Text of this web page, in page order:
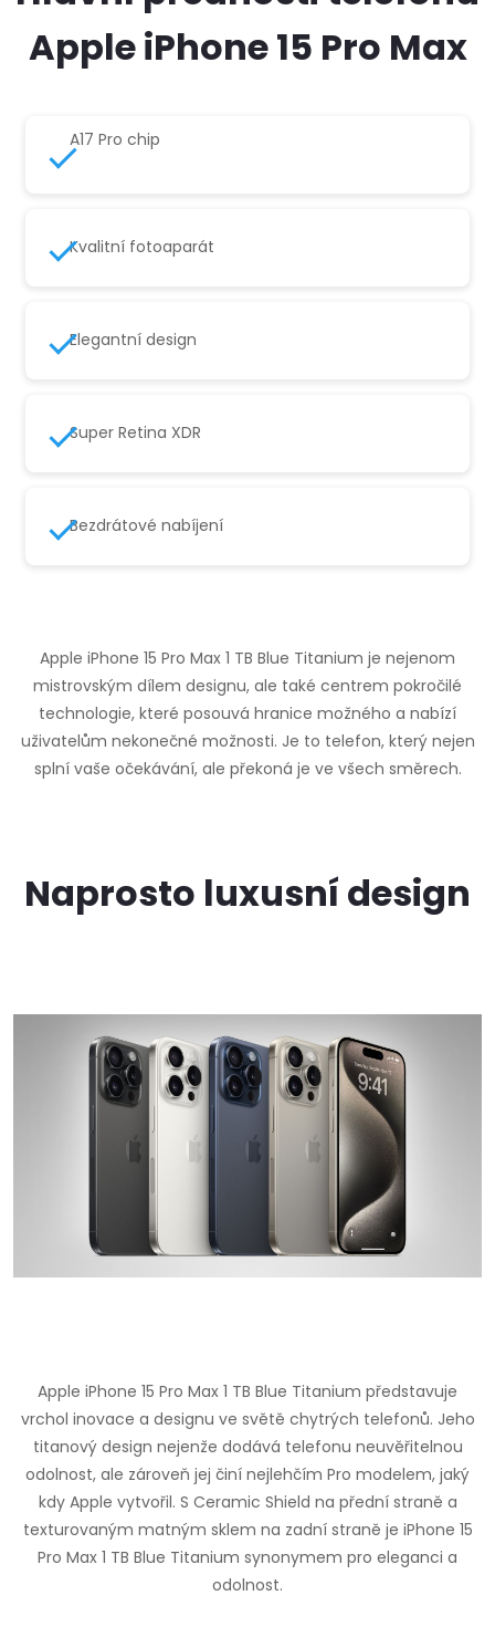
Apple iPhone 15 Pro Max
A17 Pro chip
Kvalitní fotoaparát
Elegantní design
Super Retina XDR
Bezdrátové nabíjení
Apple iPhone 15 Pro Max 1 TB Blue Titanium je nejenom
mistrovským dílem designu, ale také centrem pokročilé
technologie, které posouvá hranice možného a nabízí
uživatelům nekonečné možnosti. Je to telefon, který nejen
splní vaše očekávání, ale překoná je ve všech směrech.
Naprosto luxusní design
Apple iPhone 15 Pro Max 1 TB Blue Titanium představuje
vrchol inovace a designu ve světě chytrých telefonů. Jeho
titanový design nejenže dodává telefonu neuvěřitelnou
odolnost, ale zároveň jej činí nejlehčím Pro modelem, jaký
kdy Apple vytvořil. S Ceramic Shield na přední straně a
texturovaným matným sklem na zadní straně je iPhone 15
Pro Max 1 TB Blue Titanium synonymem pro eleganci a
odolnost.